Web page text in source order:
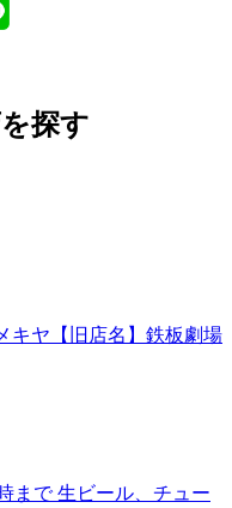
探す
キヤ【旧店名】鉄板劇場
まで 生ビール、チュー